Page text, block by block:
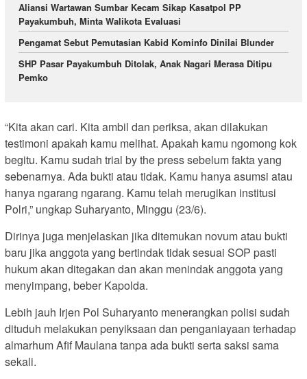
Aliansi Wartawan Sumbar Kecam Sikap Kasatpol PP
Payakumbuh, Minta Walikota Evaluasi
Pengamat Sebut Pemutasian Kabid Kominfo Dinilai Blunder
SHP Pasar Payakumbuh Ditolak, Anak Nagari Merasa Ditipu
Pemko
“Kita akan cari. Kita ambil dan periksa, akan dilakukan
testimoni apakah kamu melihat. Apakah kamu ngomong kok
begitu. Kamu sudah trial by the press sebelum fakta yang
sebenarnya. Ada bukti atau tidak. Kamu hanya asumsi atau
hanya ngarang ngarang. Kamu telah merugikan institusi
Polri,” ungkap Suharyanto, Minggu (23/6).
Dirinya juga menjelaskan jika ditemukan novum atau bukti
baru jika anggota yang bertindak tidak sesuai SOP pasti
hukum akan ditegakan dan akan menindak anggota yang
menyimpang, beber Kapolda.
Lebih jauh Irjen Pol Suharyanto menerangkan polisi sudah
dituduh melakukan penyiksaan dan penganiayaan terhadap
almarhum Afif Maulana tanpa ada bukti serta saksi sama
sekali.